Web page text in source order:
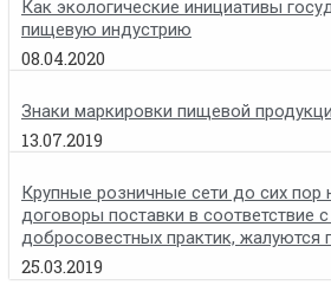
Как экологические инициативы
пищевую индустрию
08.04.2020
Знаки маркировки пищевой
13.07.2019
Крупные розничные сети до сих пор
договоры поставки в соответствие
добросовестных практик, жалуются
25.03.2019